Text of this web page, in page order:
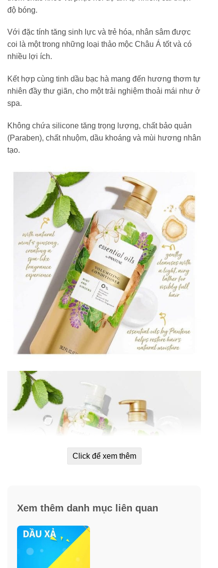
độ bóng.
Với đặc tính tăng sinh lực và trẻ hóa, nhân sâm được
coi là một trong những loại thảo mộc Châu Á tốt và có
nhiều lợi ích.
Kết hợp cùng tinh dầu bạc hà mang đến hương thơm tự
nhiên đầy thư giãn, cho một trải nghiệm thoải mái như ở
spa.
Không chứa silicone tăng trọng lượng, chất bảo quản
(Paraben), chất nhuộm, dầu khoáng và mùi hương nhân
tạo.
Click để xem thêm
Xem thêm danh mục liên quan